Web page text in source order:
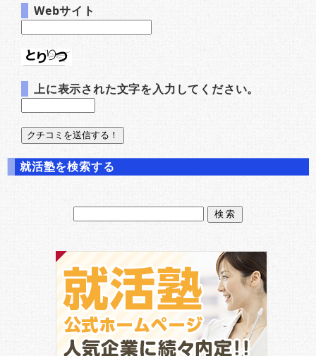
Webサイト
上に表示された文字を入力してください。
就活塾を検索する